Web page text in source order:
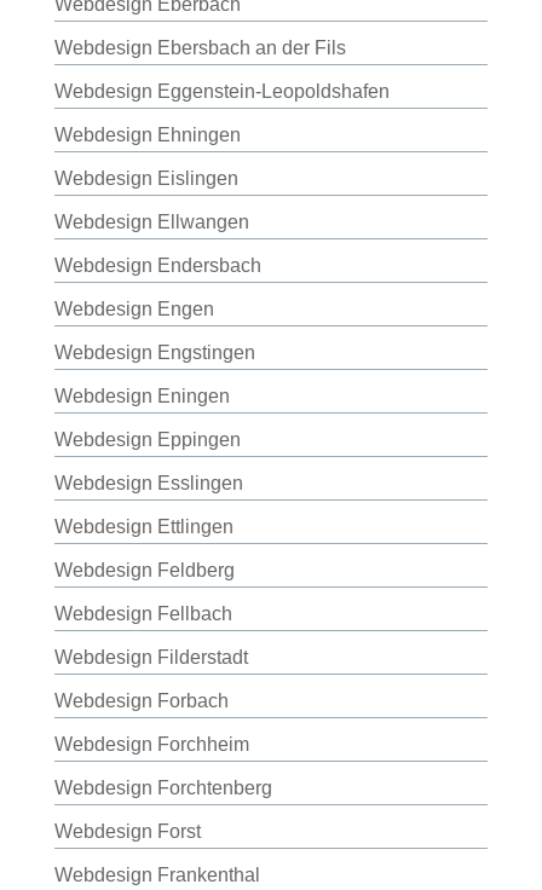
Webdesign Eberbach
Webdesign Ebersbach an der Fils
Webdesign Eggenstein-Leopoldshafen
Webdesign Ehningen
Webdesign Eislingen
Webdesign Ellwangen
Webdesign Endersbach
Webdesign Engen
Webdesign Engstingen
Webdesign Eningen
Webdesign Eppingen
Webdesign Esslingen
Webdesign Ettlingen
Webdesign Feldberg
Webdesign Fellbach
Webdesign Filderstadt
Webdesign Forbach
Webdesign Forchheim
Webdesign Forchtenberg
Webdesign Forst
Webdesign Frankenthal